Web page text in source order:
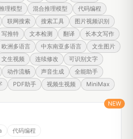
理模型 混合推理模型
代码编程
联网搜索 搜索工具
图片视频识别
写推特 文本检测 翻译
长本文写作
欧洲多语言 中东南亚多语言
文生图片
文生视频 连续修改
可识别文字
动作流畅 声音生成
全能助手
PDF助手 视频生视频 MiniMax
NEW
代码编程